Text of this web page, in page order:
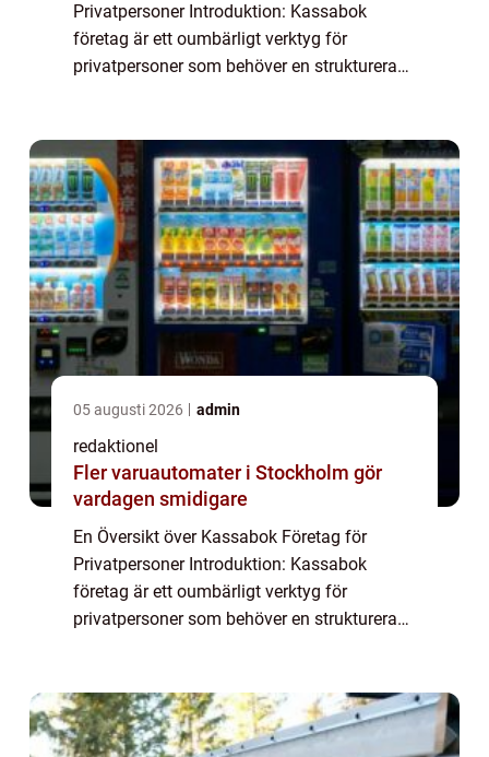
Privatpersoner Introduktion: Kassabok
företag är ett oumbärligt verktyg för
privatpersoner som behöver en strukturerad,
kommer at...
05 augusti 2026 admin
redaktionel
Fler varuautomater i Stockholm gör
vardagen smidigare
En Översikt över Kassabok Företag för
Privatpersoner Introduktion: Kassabok
företag är ett oumbärligt verktyg för
privatpersoner som behöver en strukturerad,
kommer at...